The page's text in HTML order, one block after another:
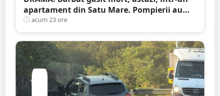
apartament din Satu Mare. Pompierii au
spart ușa
acum 23 ore